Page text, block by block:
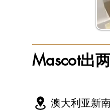
Mascot出
澳大利亚新